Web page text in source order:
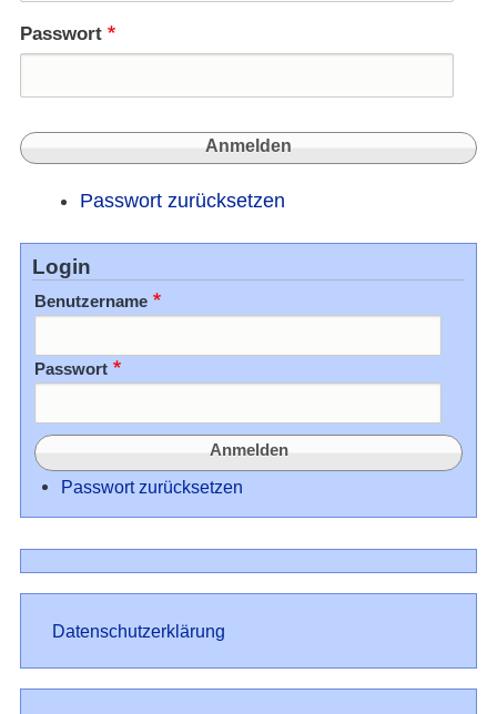
Passwort
Passwort zurücksetzen
Login
Benutzername
Passwort
Passwort zurücksetzen
Datenschutz
Datenschutzerklärung